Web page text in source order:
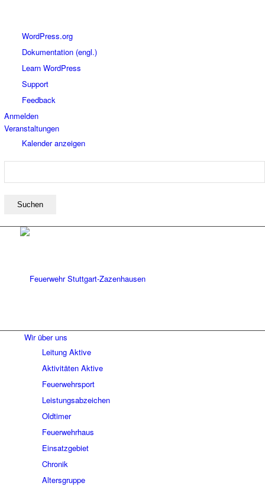
WordPress
WordPress.org
Dokumentation (engl.)
Learn WordPress
Support
Feedback
Anmelden
Veranstaltungen
Kalender anzeigen
Suchen
Wir über uns
Leitung Aktive
Aktivitäten Aktive
Feuerwehrsport
Leistungsabzeichen
Oldtimer
Feuerwehrhaus
Einsatzgebiet
Chronik
Altersgruppe